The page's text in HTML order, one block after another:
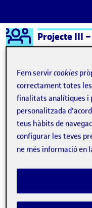
Saltar al contingut
Logo Ágora
Projecte III –
Semestre 20241 - Aula 1
de Amaral
Dedo de
Úrsula
Fem servircookies
correctament totes
finalitats analítiques i
personalitzada
teus hàbits de
configurar les teves
ne més informació en